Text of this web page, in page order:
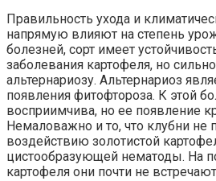
Правильность ухода и
напрямую влияют на степень
болезней, сорт имеет
заболевания картофеля, но
альтернариозу. Альтернариоз
появления фитофтороза. К этой
восприимчива, но ее появление
Немаловажно и то, что клубни не
воздействию золотистой
цистообразующей нематоды. На
картофеля они почти не